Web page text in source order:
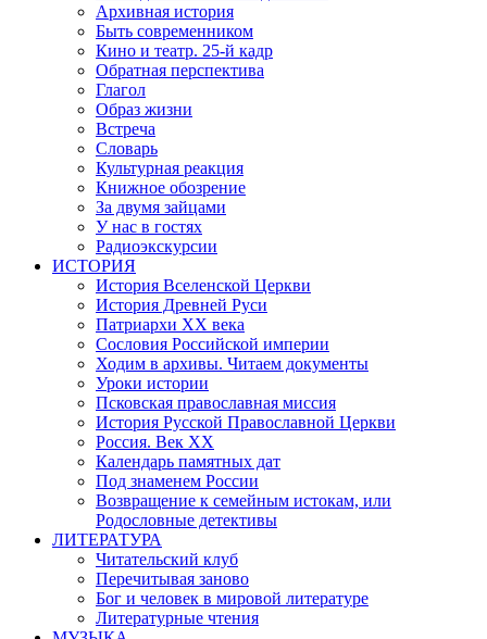
Архивная история
Быть современником
Кино и театр. 25-й кадр
Обратная перспектива
Глагол
Образ жизни
Встреча
Словарь
Культурная реакция
Книжное обозрение
За двумя зайцами
У нас в гостях
Радиоэкскурсии
ИСТОРИЯ
История Вселенской Церкви
История Древней Руси
Патриархи XX века
Сословия Российской империи
Ходим в архивы. Читаем документы
Уроки истории
Псковская православная миссия
История Русской Православной Церкви
Россия. Век ХХ
Календарь памятных дат
Под знаменем России
Возвращение к семейным истокам, или
Родословные детективы
ЛИТЕРАТУРА
Читательский клуб
Перечитывая заново
Бог и человек в мировой литературе
Литературные чтения